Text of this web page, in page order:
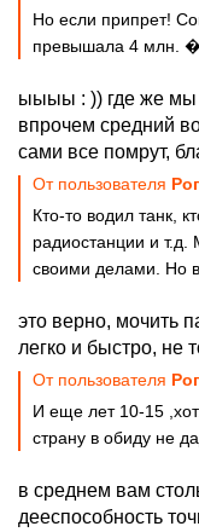
Но если припрет!
превышала 4 млн.
ыыыы : )) где же мы
впрочем средний
сами все помрут,
От пользователя
Кто-то водил танк,
радиостанции и
своими делами. Но
это верно, мочить
легко и быстро, не
От пользователя
И еще лет 10-15
страну в обиду не
в среднем вам
дееспособность